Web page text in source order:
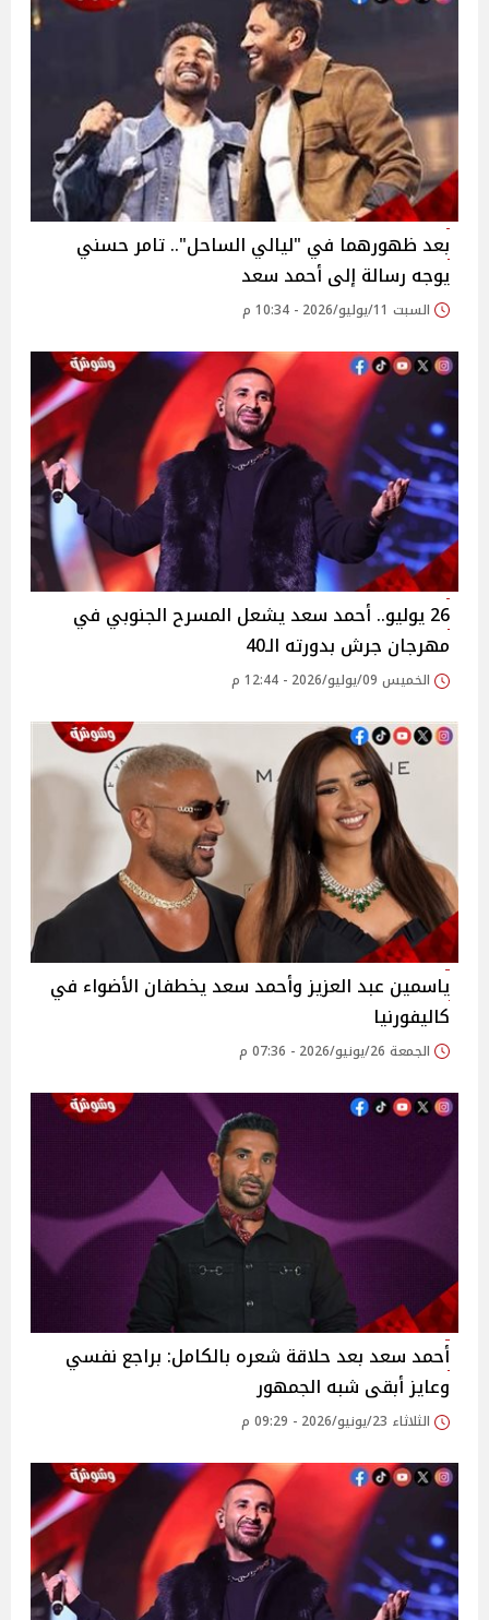
بعد ظهورهما في "ليالي الساحل".. تامر حسني
يوجه رسالة إلى أحمد سعد
السبت 11/يوليو/2026 - 10:34 م
26 يوليو.. أحمد سعد يشعل المسرح الجنوبي في
مهرجان جرش بدورته الـ40
الخميس 09/يوليو/2026 - 12:44 م
ياسمين عبد العزيز وأحمد سعد يخطفان الأضواء في
كاليفورنيا
الجمعة 26/يونيو/2026 - 07:36 م
أحمد سعد بعد حلاقة شعره بالكامل: براجع نفسي
وعايز أبقى شبه الجمهور
الثلاثاء 23/يونيو/2026 - 09:29 م